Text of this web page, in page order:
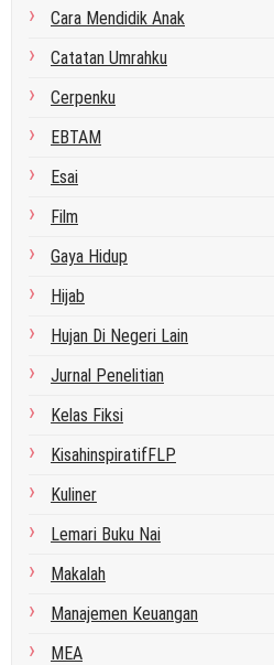
Cara Mendidik Anak
Catatan Umrahku
Cerpenku
EBTAM
Esai
Film
Gaya Hidup
Hijab
Hujan Di Negeri Lain
Jurnal Penelitian
Kelas Fiksi
KisahinspiratifFLP
Kuliner
Lemari Buku Nai
Makalah
Manajemen Keuangan
MEA